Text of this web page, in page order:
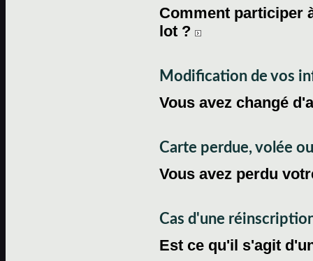
Comment participer
lot ?
Modification de vos
Vous avez changé
Carte perdue, volée
Vous avez perdu
Cas d'une
Est ce qu'il s'agit